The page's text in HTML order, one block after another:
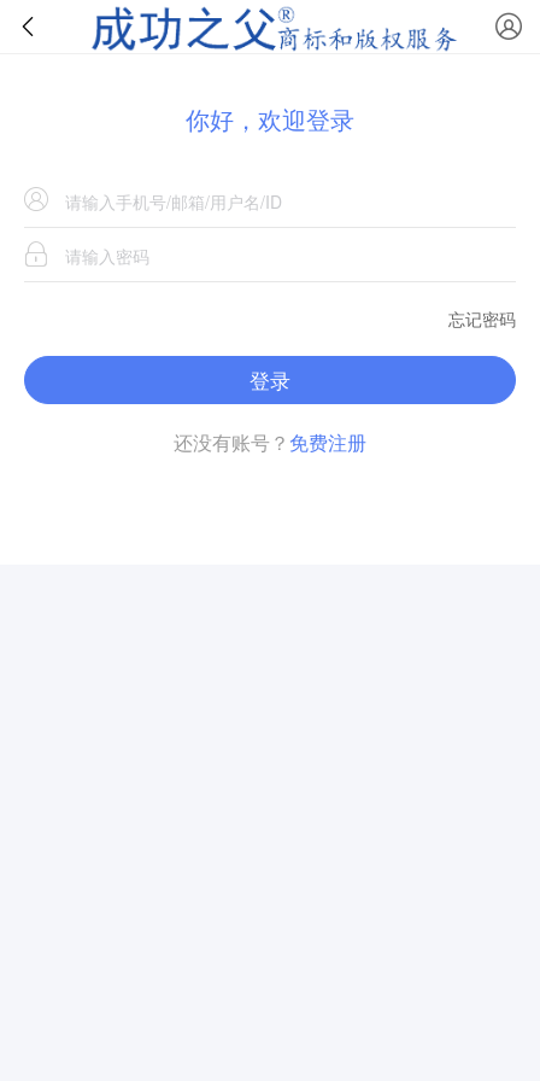
你好，欢迎登录
忘记密码
登录
还没有账号？ 免费注册